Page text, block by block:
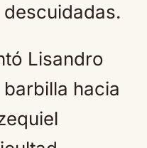
Lisandro
hacia